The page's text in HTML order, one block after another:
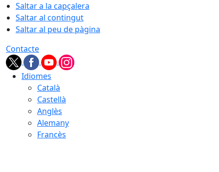
Saltar a la capçalera
Saltar al contingut
Saltar al peu de pàgina
Contacte
Idiomes
Català
Castellà
Anglès
Alemany
Francès